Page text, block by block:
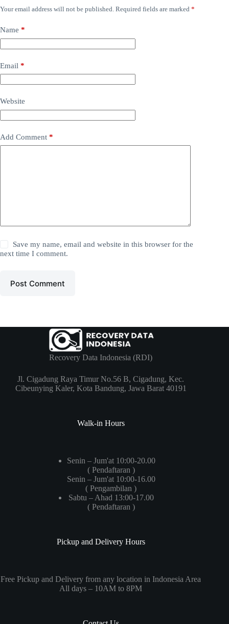
Your email address will not be published. Required fields are marked *
Name *
Email *
Website
Add Comment *
Save my name, email and website in this browser for the
next time I comment.
Post Comment
Recovery Data Indonesia (RDI)
Jl. Cigadung Raya Timur No.56 B, Cigadung, Kec.
Cibeunying Kaler, Kota Bandung, Jawa Barat 40191
Walk-in Hours
Senin – Jum'at 10:00-20.00
( Pendaftaran )
Senin – Jum'at 10:00-16.00
( Pengambilan )
Sabtu – Ahad 13:00-17.00
( Pendaftaran )
Pickup and Delivery Hours
Free Pickup and Delivery from any location in Indonesia Area
All days – 10AM to 8PM